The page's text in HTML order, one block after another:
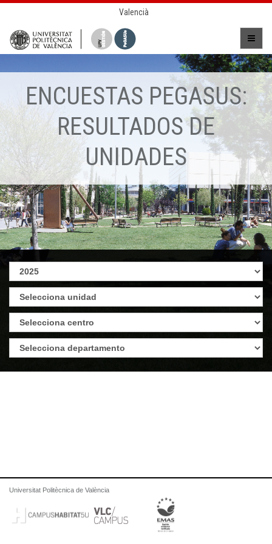
Valencià
ENCUESTAS PEGASUS:
RESULTADOS DE
UNIDADES
Universitat Politècnica de València